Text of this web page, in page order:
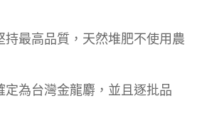
最高品質，天然堆肥不使用農
定為台灣金龍麝，並且逐批品